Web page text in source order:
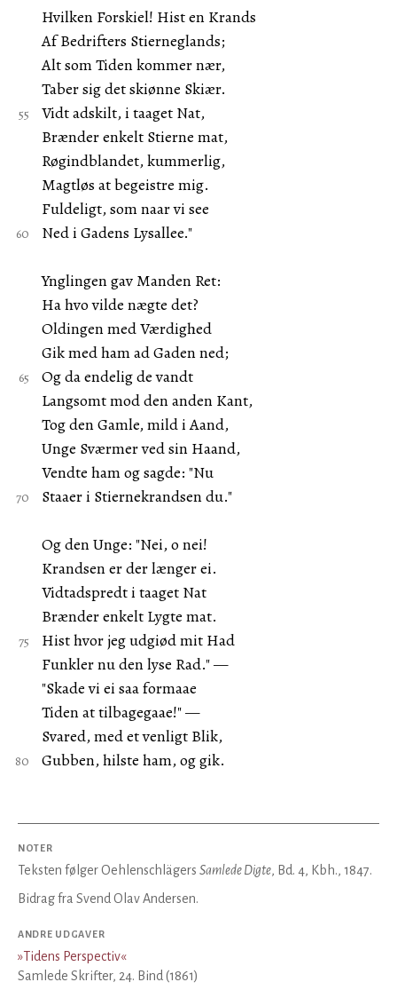
Hvilken Forskiel! Hist en Krands
Af Bedrifters Stierneglands;
Alt som Tiden kommer nær,
Taber sig det skiønne Skiær.
Vidt adskilt, i taaget Nat,
Brænder enkelt Stierne mat,
Røgindblandet, kummerlig,
Magtløs at begeistre mig.
Fuldeligt, som naar vi see
Ned i Gadens Lysallee."
Ynglingen gav Manden Ret:
Ha hvo vilde nægte det?
Oldingen med Værdighed
Gik med ham ad Gaden ned;
Og da endelig de vandt
Langsomt mod den anden Kant,
Tog den Gamle, mild i Aand,
Unge Sværmer ved sin Haand,
Vendte ham og sagde: "Nu
Staaer i Stiernekrandsen du."
Og den Unge: "Nei, o nei!
Krandsen er der længer ei.
Vidtadspredt i taaget Nat
Brænder enkelt Lygte mat.
Hist hvor jeg udgiød mit Had
Funkler nu den lyse Rad." —
"Skade vi ei saa formaae
Tiden at tilbagegaae!" —
Svared, med et venligt Blik,
Gubben, hilste ham, og gik.
NOTER
Teksten følger Oehlenschlägers Samlede Digte, Bd. 4, Kbh., 1847.
Bidrag fra Svend Olav Andersen.
ANDRE UDGAVER
»Tidens Perspectiv«
Samlede Skrifter, 24. Bind (1861)